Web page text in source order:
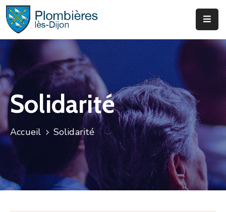
Municipalité
Services
Que
Faire
?
Infos
&
Solidarité
Accueil Solidarité